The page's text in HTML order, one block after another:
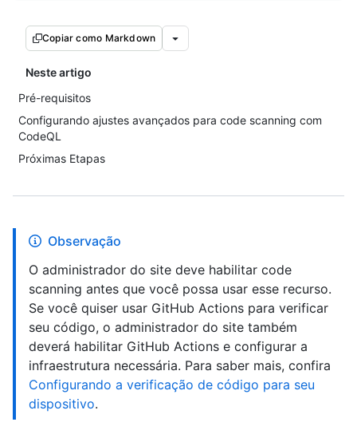
Copiar como Markdown
Neste artigo
Pré-requisitos
Configurando ajustes avançados para code scanning com
CodeQL
Próximas Etapas
Observação
O administrador do site deve habilitar code
scanning antes que você possa usar esse recurso.
Se você quiser usar GitHub Actions para verificar
seu código, o administrador do site também
deverá habilitar GitHub Actions e configurar a
infraestrutura necessária. Para saber mais, confira
Configurando a verificação de código para seu
dispositivo.